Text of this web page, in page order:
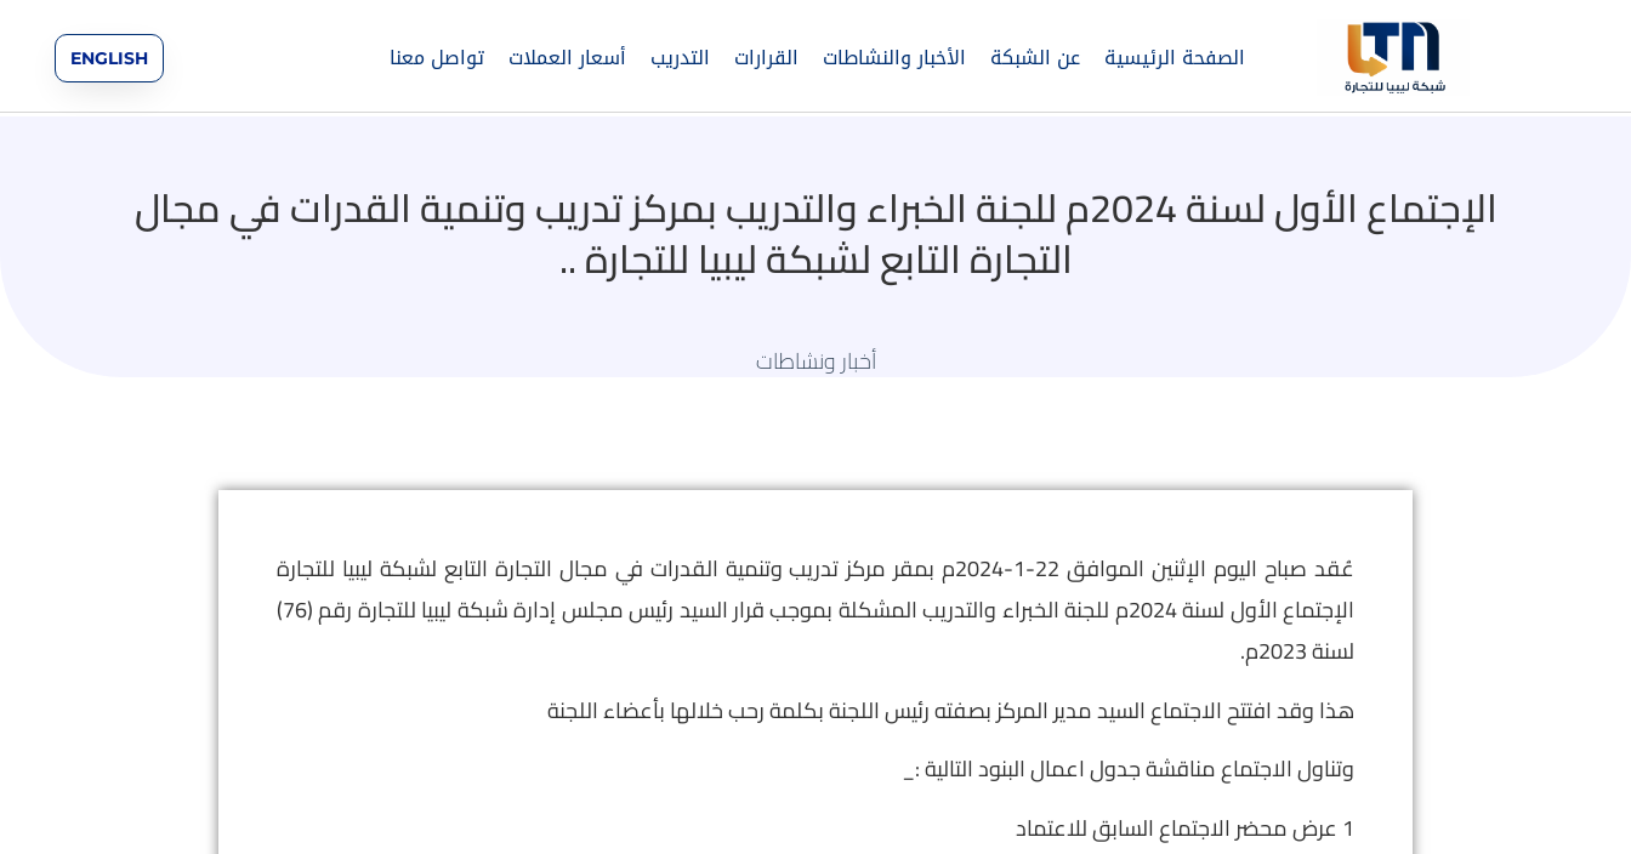
الصفحة الرئيسية عن الشبكة الأخبار والنشاطات القرارات التدريب أسعار العملات تواصل معنا ENGLISH
الإجتماع الأول لسنة 2024م للجنة الخبراء والتدريب بمركز تدريب وتنمية القدرات في مجال
التجارة التابع لشبكة ليبيا للتجارة ..
أخبار ونشاطات
عُقد صباح اليوم الإثنين الموافق 22-1-2024م بمقر مركز تدريب وتنمية القدرات في مجال التجارة التابع لشبكة ليبيا للتجارة
الإجتماع الأول لسنة 2024م للجنة الخبراء والتدريب المشكلة بموجب قرار السيد رئيس مجلس إدارة شبكة ليبيا للتجارة رقم (76)
لسنة 2023م.
هذا وقد افتتح الاجتماع السيد مدير المركز بصفته رئيس اللجنة بكلمة رحب خلالها بأعضاء اللجنة
وتناول الاجتماع مناقشة جدول اعمال البنود التالية :_
1 عرض محضر الاجتماع السابق للاعتماد